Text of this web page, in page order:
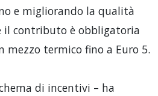
e migliorando la qualità
il contributo è obbligatoria
termico fino a Euro 5.
di incentivi – ha